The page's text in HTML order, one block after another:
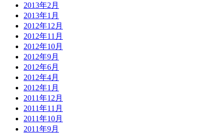
2013年2月
2013年1月
2012年12月
2012年11月
2012年10月
2012年9月
2012年6月
2012年4月
2012年1月
2011年12月
2011年11月
2011年10月
2011年9月